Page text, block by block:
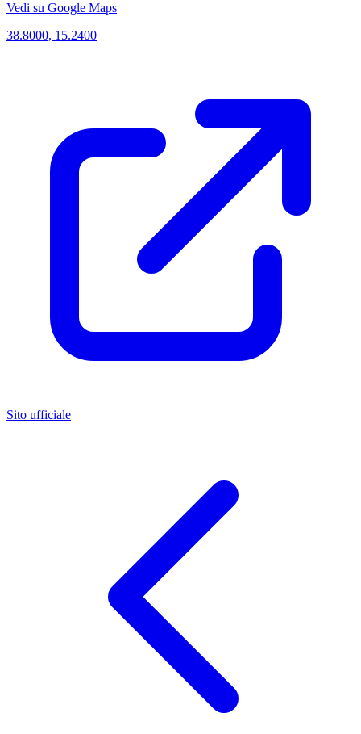
Vedi su Google Maps
38.8000, 15.2400
Sito ufficiale